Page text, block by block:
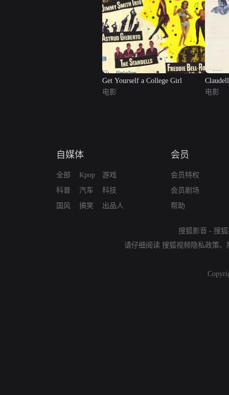
Get Yourself a College Girl
电影
电影
自媒体
全部
科普
国风
Kpop
汽车
搞笑
游戏
科技
出品人
会员
会员特权
会员剧场
帮助
搜狐影音 - 搜
请仔细阅读 搜狐视频隐私政策、